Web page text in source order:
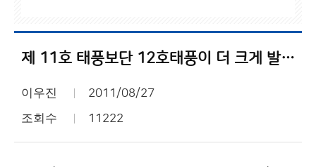
제 11호 태풍보단 12호태풍이 더 크게 발생 하였네요?
이우진 2011/08/27
조회수 11222